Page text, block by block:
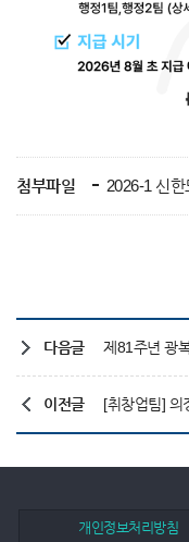
첨부파일 2026-1 신
다음글
이전글
개인정보처리방침